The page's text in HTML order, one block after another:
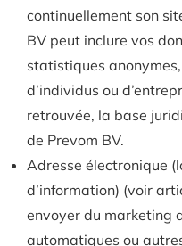
continuellement son
BV peut inclure vos
statistiques
d’individus ou
retrouvée, la base
de Prevom BV.
Adresse électronique
d’information) (voir
envoyer du marketing
automatiques ou